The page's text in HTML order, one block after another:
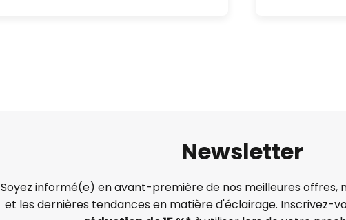
Newsletter
Soyez informé(e) en avant-première de nos meilleures offres,
et les dernières tendances en matière d'éclairage. Inscrivez-